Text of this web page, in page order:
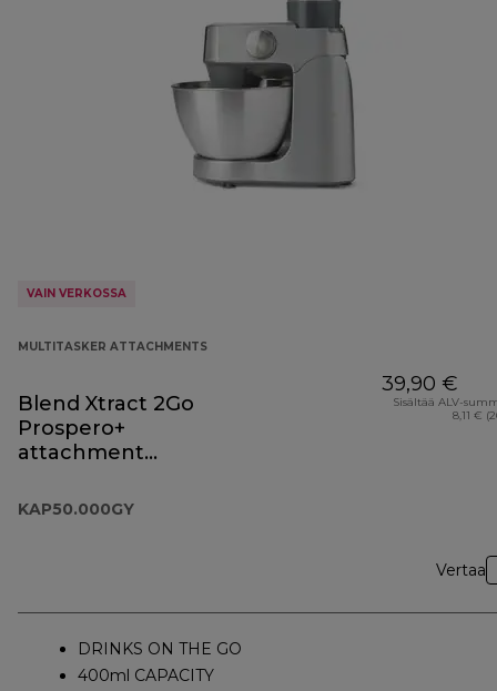
VAIN VERKOSSA
MULTITASKER ATTACHMENTS
Blend Xtract 2Go
Prospero+
attachment
KAP50.000GY
39,90 €
Sisältää ALV-
8,11 €
Vertaa
DRINKS ON THE GO
400ml CAPACITY